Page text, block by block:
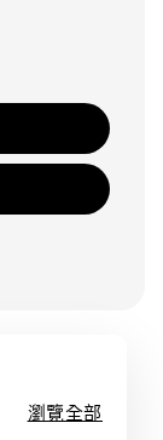
瀏覽全部